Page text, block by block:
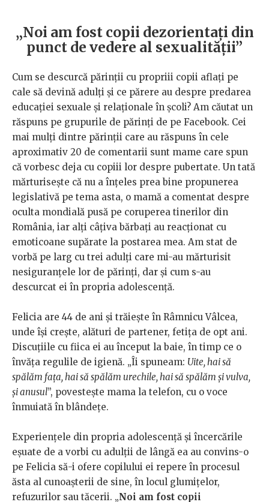
„Noi am fost copii dezorientați din
punct de vedere al sexualității”
Cum se descurcă părinții cu propriii copii aflați pe
cale să devină adulți și ce părere au despre predarea
educației sexuale și relaționale în școli? Am căutat un
răspuns pe grupurile de părinți de pe Facebook. Cei
mai mulți dintre părinții care au răspuns în cele
aproximativ 20 de comentarii sunt mame care spun
că vorbesc deja cu copiii lor despre pubertate. Un tată
mărturisește că nu a înțeles prea bine propunerea
legislativă pe tema asta, o mamă a comentat despre
oculta mondială pusă pe coruperea tinerilor din
România, iar alți câțiva bărbați au reacționat cu
emoticoane supărate la postarea mea. Am stat de
vorbă pe larg cu trei adulți care mi-au mărturisit
nesiguranțele lor de părinți, dar și cum s-au
descurcat ei în propria adolescență.
Felicia are 44 de ani și trăiește în Râmnicu Vâlcea,
unde își crește, alături de partener, fetița de opt ani.
Discuțiile cu fiica ei au început la baie, în timp ce o
învăța regulile de igienă. „Îi spuneam: Uite, hai să
spălăm fața, hai să spălăm urechile, hai să spălăm și vulva,
și anusul”, povestește mama la telefon, cu o voce
înmuiată în blândețe.
Experiențele din propria adolescență și încercările
eșuate de a vorbi cu adulții de lângă ea au convins-o
pe Felicia să-i ofere copilului ei repere în procesul
ăsta al cunoașterii de sine, în locul glumițelor,
refuzurilor sau tăcerii. „Noi am fost copii